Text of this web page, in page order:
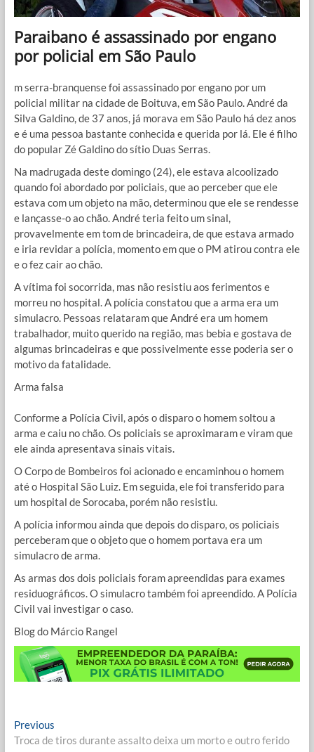
Paraibano é assassinado por engano
por policial em São Paulo
m serra-branquense foi assassinado por engano por um
policial militar na cidade de Boituva, em São Paulo. André da
Silva Galdino, de 37 anos, já morava em São Paulo há dez anos
e é uma pessoa bastante conhecida e querida por lá. Ele é filho
do popular Zé Galdino do sítio Duas Serras.
Na madrugada deste domingo (24), ele estava alcoolizado
quando foi abordado por policiais, que ao perceber que ele
estava com um objeto na mão, determinou que ele se rendesse
e lançasse-o ao chão. André teria feito um sinal,
provavelmente em tom de brincadeira, de que estava armado
e iria revidar a polícia, momento em que o PM atirou contra ele
e o fez cair ao chão.
A vítima foi socorrida, mas não resistiu aos ferimentos e
morreu no hospital. A polícia constatou que a arma era um
simulacro. Pessoas relataram que André era um homem
trabalhador, muito querido na região, mas bebia e gostava de
algumas brincadeiras e que possivelmente esse poderia ser o
motivo da fatalidade.
Arma falsa
Conforme a Polícia Civil, após o disparo o homem soltou a
arma e caiu no chão. Os policiais se aproximaram e viram que
ele ainda apresentava sinais vitais.
O Corpo de Bombeiros foi acionado e encaminhou o homem
até o Hospital São Luiz. Em seguida, ele foi transferido para
um hospital de Sorocaba, porém não resistiu.
A polícia informou ainda que depois do disparo, os policiais
perceberam que o objeto que o homem portava era um
simulacro de arma.
As armas dos dois policiais foram apreendidas para exames
residuográficos. O simulacro também foi apreendido. A Polícia
Civil vai investigar o caso.
Blog do Márcio Rangel
Navegação
PreviousPrevious
post:
Troca de tiros durante assalto deixa um morto e outro ferido